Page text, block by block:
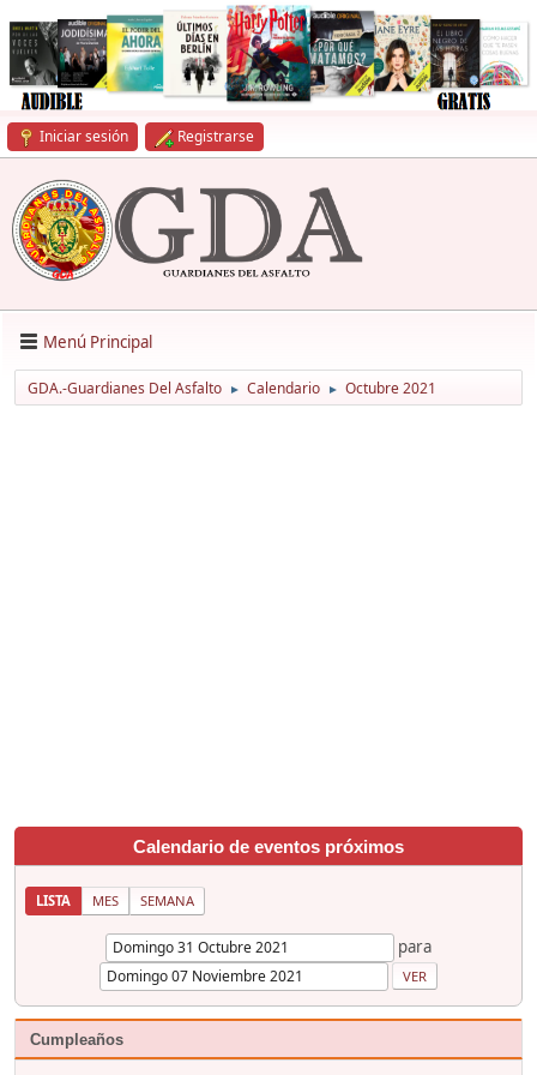
Iniciar sesión Registrarse
Menú Principal
GDA.-Guardianes Del Asfalto ► Calendario ► Octubre 2021
Calendario de eventos próximos
LISTA MES SEMANA
para
Cumpleaños